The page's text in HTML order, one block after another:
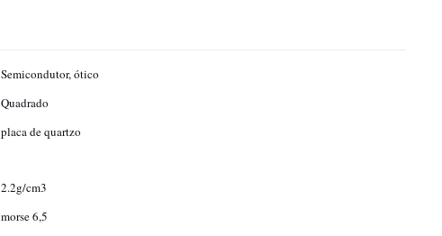
Semicondutor, ótico
Quadrado
placa de quartzo
2.2g/cm3
morse 6,5